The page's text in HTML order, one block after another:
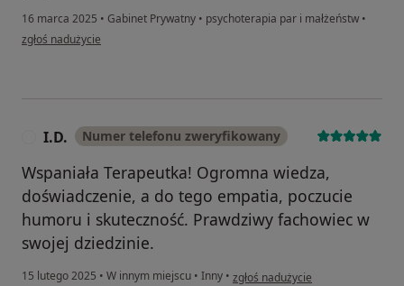
16 marca 2025 • Gabinet Prywatny • psychoterapia par i małżeństw •
w opinii użytkownika Anna
zgłoś nadużycie
I.D. Numer telefonu zweryfikowany
Wspaniała Terapeutka! Ogromna wiedza,
doświadczenie, a do tego empatia, poczucie
humoru i skuteczność. Prawdziwy fachowiec w
swojej dziedzinie.
15 lutego 2025 • W innym miejscu • Inny • w opinii użytkownika I.D.
zgłoś nadużycie